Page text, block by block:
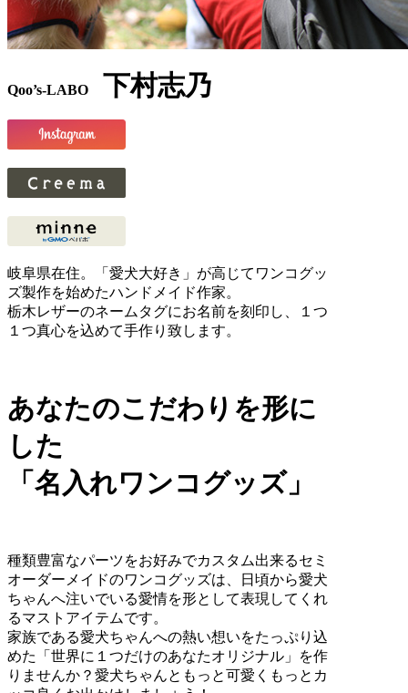
Qoo’s-LABO 下村志乃
岐阜県在住。「愛犬大好き」が高じてワンコグッ
ズ製作を始めたハンドメイド作家。
栃木レザーのネームタグにお名前を刻印し、１つ
１つ真心を込めて手作り致します。
あなたのこだわりを形に
した
「名入れワンコグッズ」
種類豊富なパーツをお好みでカスタム出来るセミ
オーダーメイドのワンコグッズは、日頃から愛犬
ちゃんへ注いでいる愛情を形として表現してくれ
るマストアイテムです。
家族である愛犬ちゃんへの熱い想いをたっぷり込
めた「世界に１つだけのあなたオリジナル」を作
りませんか？愛犬ちゃんともっと可愛くもっとカ